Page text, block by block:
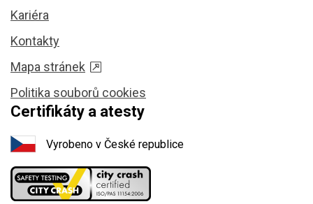
Kariéra
Kontakty
Mapa stránek
Politika souborů cookies
Certifikáty a atesty
Vyrobeno v České republice